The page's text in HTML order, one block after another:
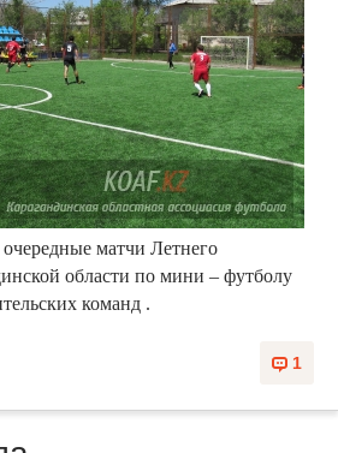
матчи Летнего
области по мини – футболу
команд .
1